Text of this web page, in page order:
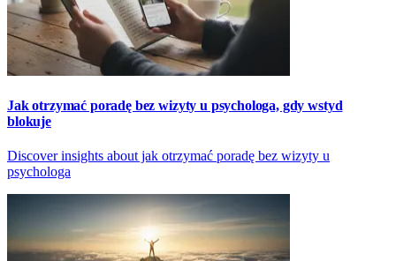
Jak otrzymać poradę bez wizyty u psychologa, gdy wstyd
blokuje
Discover insights about jak otrzymać poradę bez wizyty u
psychologa